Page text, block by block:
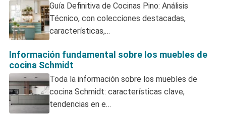
Guía Definitiva de Cocinas Pino: Análisis
Técnico, con colecciones destacadas,
características,…
Información fundamental sobre los muebles de
cocina Schmidt
Toda la información sobre los muebles de
cocina Schmidt: características clave,
tendencias en e…